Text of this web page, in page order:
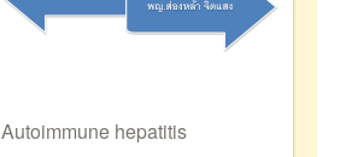
Autoimmune hepatitis